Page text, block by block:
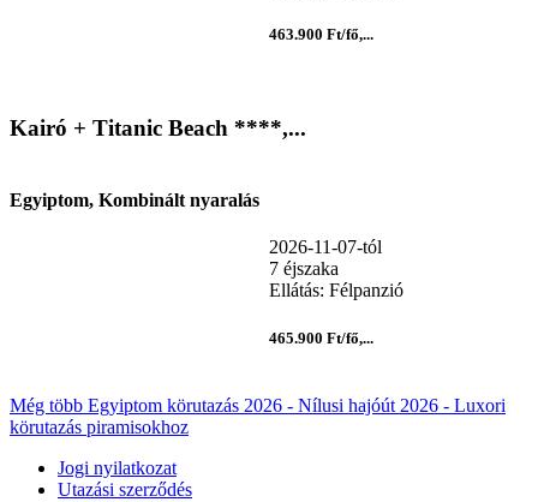
463.900 Ft/fő,...
Kairó + Titanic Beach ****,...
Egyiptom, Kombinált nyaralás
2026-11-07-tól
7 éjszaka
Ellátás: Félpanzió
465.900 Ft/fő,...
Még több Egyiptom körutazás 2026 - Nílusi hajóút 2026 - Luxori
körutazás piramisokhoz
Jogi nyilatkozat
Utazási szerződés